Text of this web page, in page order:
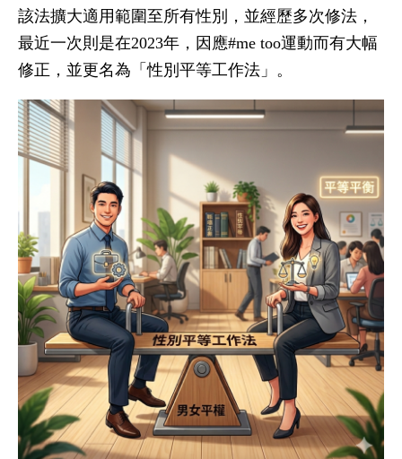
該法擴大適用範圍至所有性別，並經歷多次修法，
最近一次則是在2023年，因應#me too運動而有大幅
修正，並更名為「性別平等工作法」。